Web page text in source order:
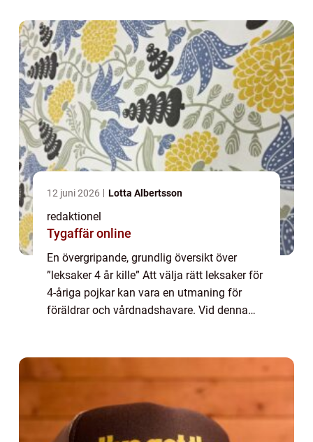
12 juni 2026 Lotta Albertsson
redaktionel
Tygaffär online
En övergripande, grundlig översikt över
”leksaker 4 år kille” Att välja rätt leksaker för
4-åriga pojkar kan vara en utmaning för
föräldrar och vårdnadshavare. Vid denna